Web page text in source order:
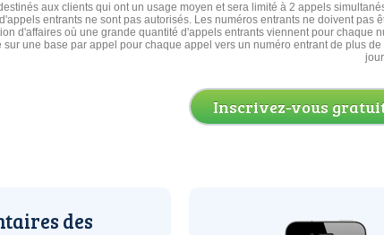
aux clients qui ont un usage moyen et sera limité à 2 appels
entrants ne sont pas autorisés. Les numéros entrants ne doivent pas
d'affaires où une grande quantité d'appels entrants viennent pour chaque
une base par appel pour chaque appel vers un numéro entrant de plus
Inscrivez-vous
des